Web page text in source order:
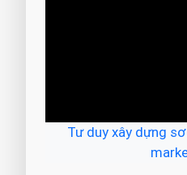
Tư duy xây dựng